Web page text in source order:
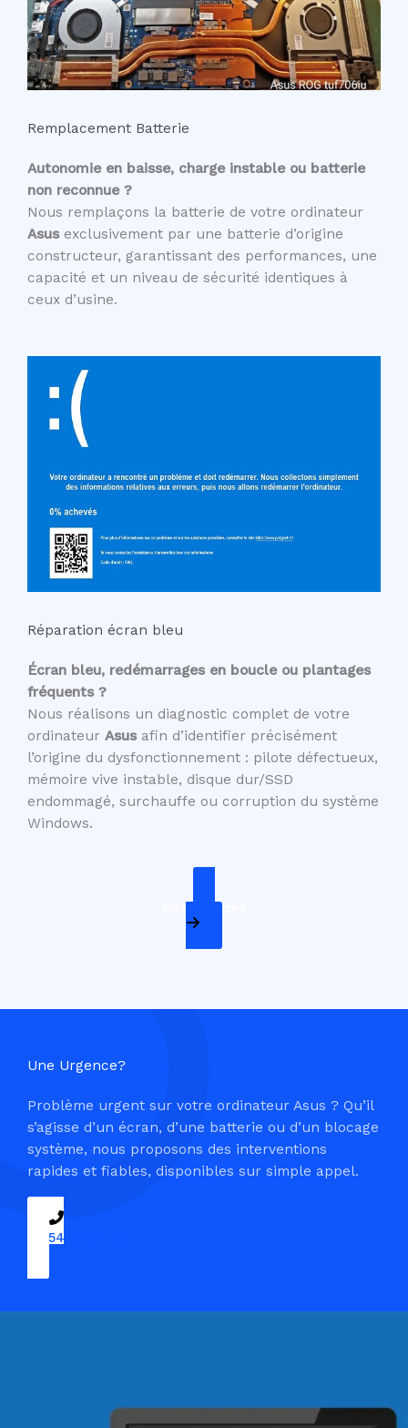
Remplacement Batterie
Autonomie en baisse, charge instable ou batterie
non reconnue ?
Nous remplaçons la batterie de votre ordinateur
Asusexclusivement par une batterie d’origine
constructeur, garantissant des performances, une
capacité et un niveau de sécurité identiques à
ceux d’usine.
Réparation écran bleu
Écran bleu, redémarrages en boucle ou plantages
fréquents ?
Nous réalisons un diagnostic complet de votre
ordinateur Asusafin d’identifier précisément
l’origine du dysfonctionnement : pilote défectueux,
mémoire vive instable, disque dur/SSD
endommagé, surchauffe ou corruption du système
Windows.
Nos Services
Une Urgence?
Problème urgent sur votre ordinateur Asus ? Qu’il
s’agisse d’un écran, d’une batterie ou d’un blocage
système, nous proposons des interventions
rapides et fiables, disponibles sur simple appel.
09 54 37 04 03